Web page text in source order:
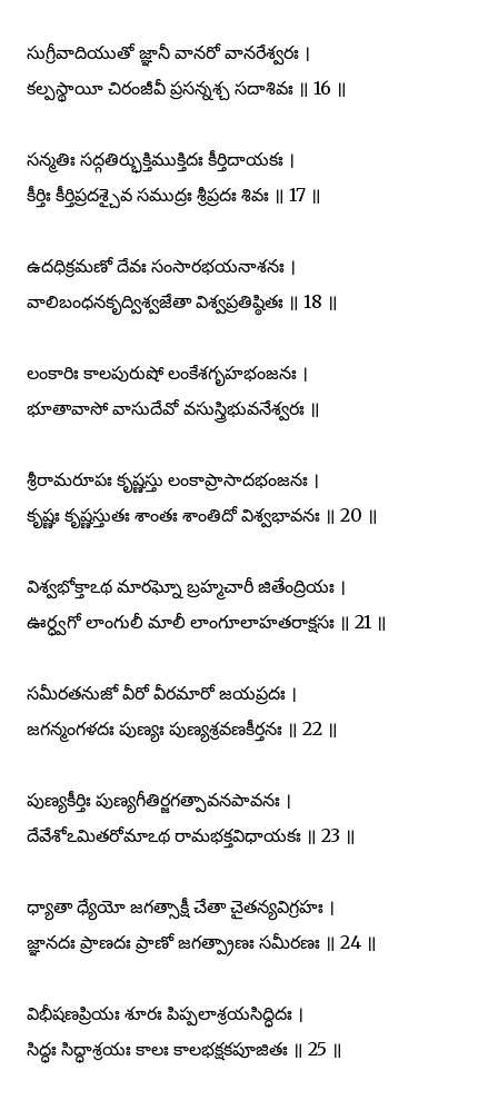
సుగ్రీవాదియుతో జ్ఞానీ వానరో వానరేశ్వరః ।
కల్పస్థాయీ చిరంజీవీ ప్రసన్నశ్చ సదాశివః ॥ 16 ॥
సన్మతిః సద్గతిర్భుక్తిముక్తిదః కీర్తిదాయకః ।
కీర్తిః కీర్తిప్రదశ్చైవ సముద్రః శ్రీప్రదః శివః ॥ 17 ॥
ఉదధిక్రమణో దేవః సంసారభయనాశనః ।
వాలిబంధనకృద్విశ్వజేతా విశ్వప్రతిష్ఠితః ॥ 18 ॥
లంకారిః కాలపురుషో లంకేశగృహభంజనః ।
భూతావాసో వాసుదేవో వసుస్త్రిభువనేశ్వరః ॥
శ్రీరామరూపః కృష్ణస్తు లంకాప్రాసాదభంజనః ।
కృష్ణః కృష్ణస్తుతః శాంతః శాంతిదో విశ్వభావనః ॥ 20 ॥
విశ్వభోక్తాఽథ మారఘ్నో బ్రహ్మచారీ జితేంద్రియః ।
ఊర్ధ్వగో లాంగులీ మాలీ లాంగూలాహతరాక్షసః ॥ 21 ॥
సమీరతనుజో వీరో వీరమారో జయప్రదః ।
జగన్మంగళదః పుణ్యః పుణ్యశ్రవణకీర్తనః ॥ 22 ॥
పుణ్యకీర్తిః పుణ్యగీతిర్జగత్పావనపావనః ।
దేవేశోఽమితరోమాఽథ రామభక్తవిధాయకః ॥ 23 ॥
ధ్యాతా ధ్యేయో జగత్సాక్షీ చేతా చైతన్యవిగ్రహః ।
జ్ఞానదః ప్రాణదః ప్రాణో జగత్ప్రాణః సమీరణః ॥ 24 ॥
విభీషణప్రియః శూరః పిప్పలాశ్రయసిద్ధిదః ।
సిద్ధః సిద్ధాశ్రయః కాలః కాలభక్షకపూజితః ॥ 25 ॥